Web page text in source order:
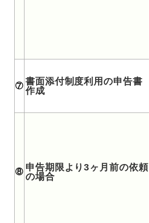
⑦ 書面添付制度利用の申告書
作成
⑧ 申告期限より3ヶ月前の依頼
の場合